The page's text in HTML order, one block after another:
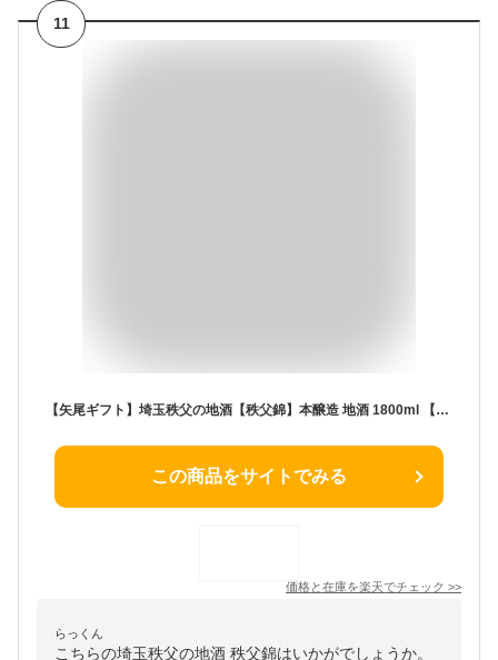
11
【矢尾ギフト】埼玉秩父の地酒【秩父錦】本醸造 地酒 1800ml 【瓶シール】父の日 母の日 お酒 日本酒 メッセージカード 熨斗 贈り物 お中元 誕生日 御祝 内祝 御礼 プレゼント 敬老の日お酒 ギフト 贈り物 熨斗 お土産【秩父物産】金賞受賞 酒蔵 歳暮
この商品をサイトでみる
価格と在庫を楽天でチェック >>
らっくん
こちらの埼玉秩父の地酒 秩父錦はいかがでしょうか。